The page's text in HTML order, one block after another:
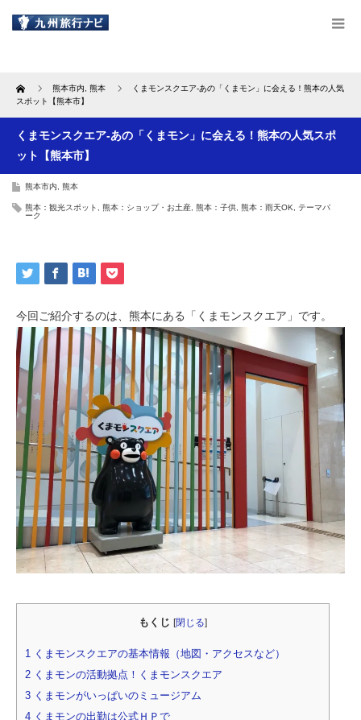
Home 熊本市内 熊本
くまモンスクエア-あの「くまモン」に会える！熊本の人気
スポット【熊本市】
くまモンスクエア-あの「くまモン」に会える！熊本の人気スポ
ット【熊本市】
熊本市内 熊本
熊本：観光スポット 熊本：ショップ・お土産 熊本：子供 熊本：雨天OK
テーマパ
ーク
今回ご紹介するのは、熊本にある「くまモンスクエア」です。
もくじ [閉じる]
1 くまモンスクエアの基本情報（地図・アクセスなど）
2 くまモンの活動拠点！くまモンスクエア
3 くまモンがいっぱいのミュージアム
4 くまモンの出勤は公式ＨＰで